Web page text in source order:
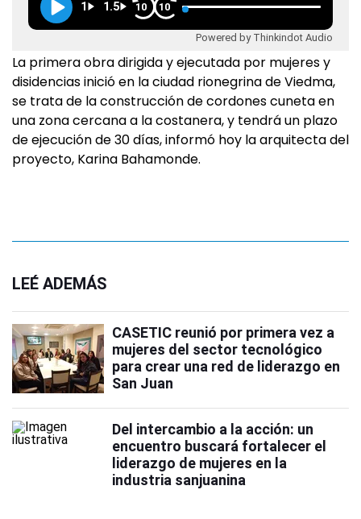
1 1.5 10 10
Powered by Thinkindot Audio
La primera obra dirigida y ejecutada por mujeres y
disidencias inició en la ciudad rionegrina de Viedma,
se trata de la construcción de cordones cuneta en
una zona cercana a la costanera, y tendrá un plazo
de ejecución de 30 días, informó hoy la arquitecta del
proyecto, Karina Bahamonde.
LEÉ ADEMÁS
CASETIC reunió por primera vez a
mujeres del sector tecnológico
para crear una red de liderazgo en
San Juan
Del intercambio a la acción: un
encuentro buscará fortalecer el
liderazgo de mujeres en la
industria sanjuanina